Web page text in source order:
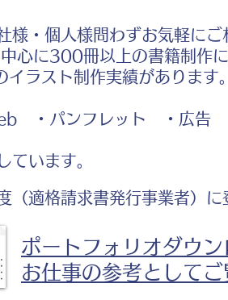
・個人様問わずお気軽にご
に300冊以上の書籍制作に
ラスト制作実績があります。
・パンフレット ・広告
います。
適格請求書発行事業者）に
ポートフォリオダウン
お仕事の参考としてご